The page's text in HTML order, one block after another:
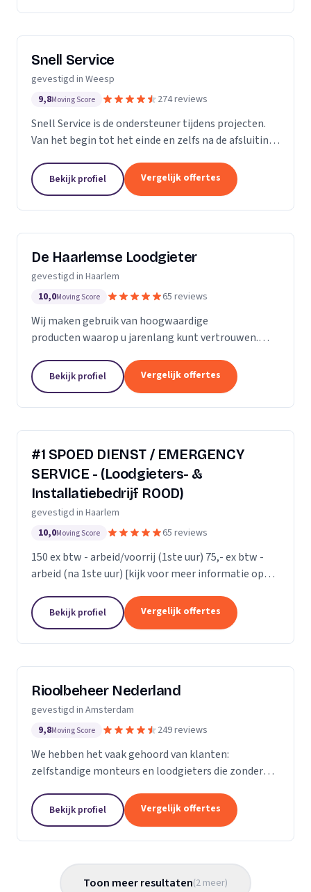
Snell Service
gevestigd in Weesp
9,8Moving Score 274 reviews
Snell Service is de ondersteuner tijdens projecten.
Van het begin tot het einde en zelfs na de afsluiting
Bekijk profiel Vergelijk offertes
De Haarlemse Loodgieter
gevestigd in Haarlem
10,0Moving Score 65 reviews
Wij maken gebruik van hoogwaardige
producten waarop u jarenlang kunt vertrouwen.
uur per dag in om u van dienst te zijn. Want uw
wooncomfort verdient...
Bekijk profiel Vergelijk offertes
#1 SPOED DIENST / EMERGENCY
SERVICE - (Loodgieters- &
Installatiebedrijf ROOD)
gevestigd in Haarlem
10,0Moving Score 65 reviews
150 ex btw - arbeid/voorrij (1ste uur) 75,- ex btw -
arbeid (na 1ste uur) [kijk voor meer informatie op
Bekijk profiel Vergelijk offertes
Rioolbeheer Nederland
gevestigd in Amsterdam
9,8Moving Score 249 reviews
We hebben het vaak gehoord van klanten:
zelfstandige monteurs en loodgieters die zonder
rioolprobleem complexer bleek te zijn dan gedacht.
Of een rekening van...
Bekijk profiel Vergelijk offertes
Toon meer resultaten(2 meer)